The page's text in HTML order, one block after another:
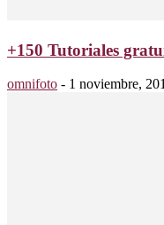
+150 Tutoriales
omnifoto - 1 noviembre,